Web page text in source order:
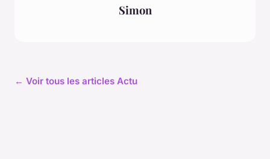
Simon
← Voir tous les articles Actu